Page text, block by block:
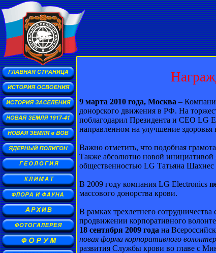
9 марта 2010 года, Москва –
донорского движения в РФ. На
поблагодарил Президента и CEO LG
направленном на улучшение здоровья
Важно отметить, что подобная
Также абсолютно новой инициативой
общественностью LG Татьяна Шахнес
В 2009 году компания LG Electronics
массового донорства крови.
В рамках трехлетнего
продвижении корпоративного
18 сентября 2009 года на
новая форма корпоративного
развития Службы крови во главе с